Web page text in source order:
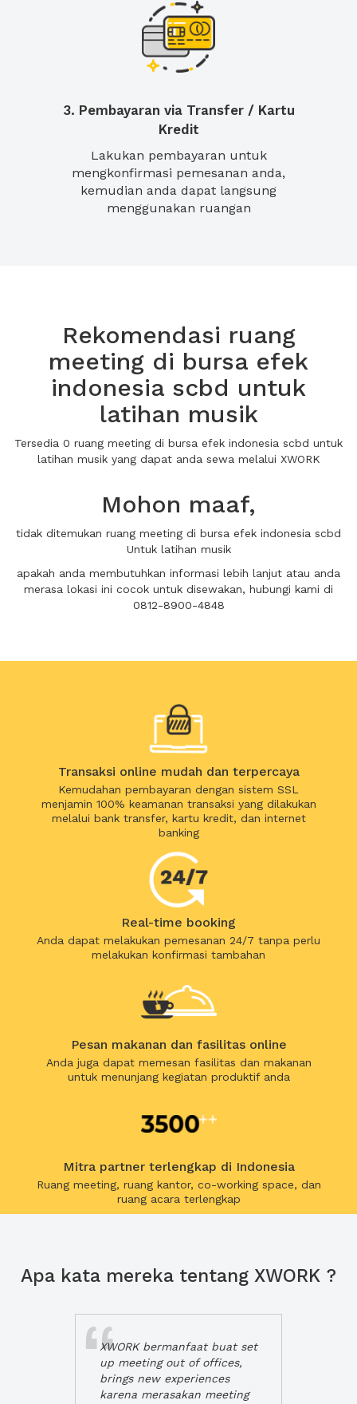
3. Pembayaran via Transfer / Kartu
Kredit
Lakukan pembayaran untuk
mengkonfirmasi pemesanan anda,
kemudian anda dapat langsung
menggunakan ruangan
Rekomendasi ruang
meeting di bursa efek
indonesia scbd untuk
latihan musik
Tersedia 0 ruang meeting di bursa efek indonesia scbd untuk
latihan musik yang dapat anda sewa melalui XWORK
Mohon maaf,
tidak ditemukan ruang meeting di bursa efek indonesia scbd
Untuk latihan musik
apakah anda membutuhkan informasi lebih lanjut atau anda
merasa lokasi ini cocok untuk disewakan, hubungi kami di
0812-8900-4848
Transaksi online mudah dan terpercaya
Kemudahan pembayaran dengan sistem SSL
menjamin 100% keamanan transaksi yang dilakukan
melalui bank transfer, kartu kredit, dan internet
banking
Real-time booking
Anda dapat melakukan pemesanan 24/7 tanpa perlu
melakukan konfirmasi tambahan
Pesan makanan dan fasilitas online
Anda juga dapat memesan fasilitas dan makanan
untuk menunjang kegiatan produktif anda
Mitra partner terlengkap di Indonesia
Ruang meeting, ruang kantor, co-working space, dan
ruang acara terlengkap
Apa kata mereka tentang XWORK ?
XWORK bermanfaat buat set
up meeting out of offices,
brings new experiences
karena merasakan meeting